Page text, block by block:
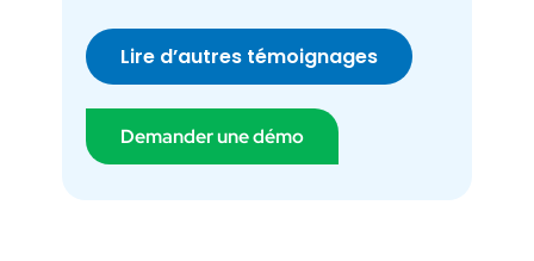
Lire d’autres témoignages
Demander une démo